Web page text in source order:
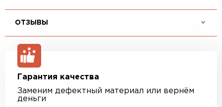
ОТЗЫВЫ
Гарантия качества
Заменим дефектный материал или вернём
деньги